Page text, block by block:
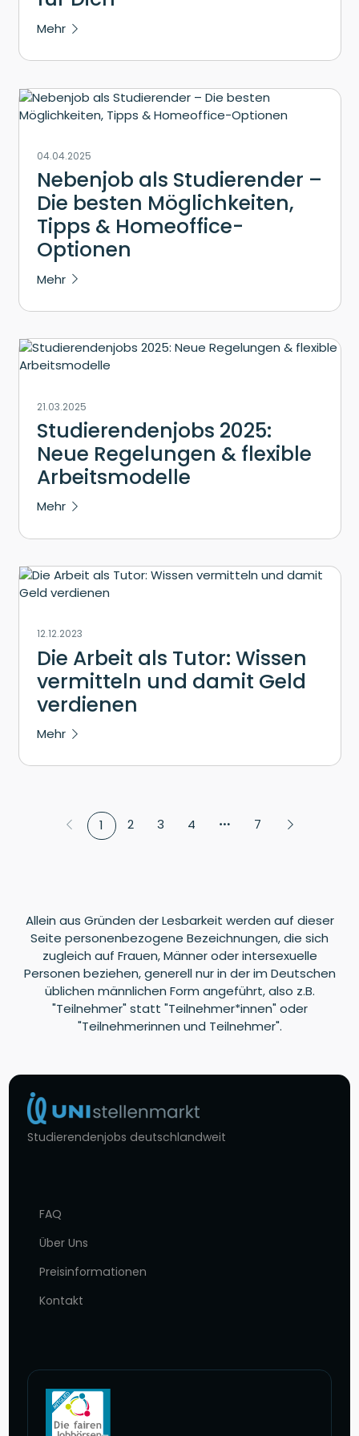
Mehr
04.04.2025
Nebenjob als Studierender –
Die besten Möglichkeiten,
Tipps & Homeoffice-
Optionen
Mehr
21.03.2025
Studierendenjobs 2025:
Neue Regelungen & flexible
Arbeitsmodelle
Mehr
12.12.2023
Die Arbeit als Tutor: Wissen
vermitteln und damit Geld
verdienen
Mehr
1 2 3 4 7
Allein aus Gründen der Lesbarkeit werden auf dieser
Seite personenbezogene Bezeichnungen, die sich
zugleich auf Frauen, Männer oder intersexuelle
Personen beziehen, generell nur in der im Deutschen
üblichen männlichen Form angeführt, also z.B.
"Teilnehmer" statt "Teilnehmer*innen" oder
"Teilnehmerinnen und Teilnehmer".
Studierendenjobs deutschlandweit
FAQ
Über Uns
Preisinformationen
Kontakt